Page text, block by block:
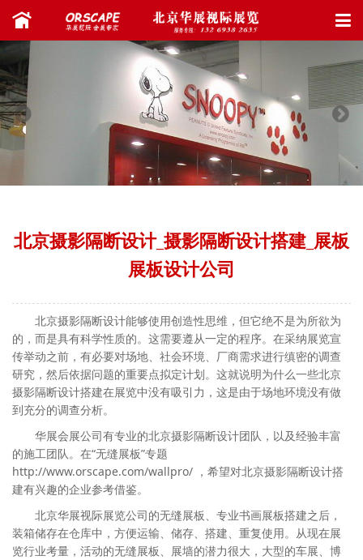
北京摄影隔断设计_摄影隔断设计搭建_展板
展板设计公司
北京摄影隔断设计能够使用创造性思维，但它绝不是为所欲为
的，而是具有科学性质的。这需要遵从一定的程序。在采纳展览宣
传举动之前，有必要对场地、社会环境、厂商需求进行缜密的调查
研究，然后依据问题的重要点拟定计划。这就说明为什么一些北京
摄影隔断设计搭建在展览中没有吸引力，这是由于场地环境没有做
到充分的调查分析。
华展会展公司有专业的北京摄影隔断设计团队，以及经验丰富
的施工团队。在“无缝展板”专题
http://www.orscape.com/wallpro/ ，希望对北京摄影隔断设计搭
建有兴趣的企业参考借鉴。
北京华展视际展览公司的无缝展板、专业书画展板搭建之后，
装箱储存在仓库中，方便运输、储存、搭建、重复使用。从现在展
览行业考量，活动的无缝展板、展墙的潜力很大，大型的车展、博